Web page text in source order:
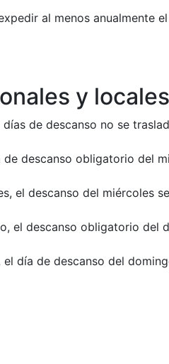
al menos anualmente
y locales
de descanso no se
descanso obligatorio del
el descanso del miércoles
el descanso obligatorio del
día de descanso del